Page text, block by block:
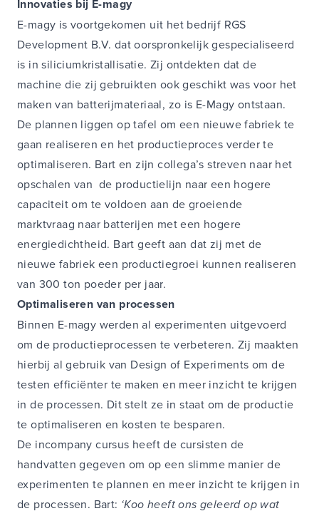
Innovaties bij E-magy
E-magy is voortgekomen uit het bedrijf RGS
Development B.V. dat oorspronkelijk gespecialiseerd
is in siliciumkristallisatie. Zij ontdekten dat de
machine die zij gebruikten ook geschikt was voor het
maken van batterijmateriaal, zo is E-Magy ontstaan.
De plannen liggen op tafel om een nieuwe fabriek te
gaan realiseren en het productieproces verder te
optimaliseren. Bart en zijn collega’s streven naar het
opschalen van de productielijn naar een hogere
capaciteit om te voldoen aan de groeiende
marktvraag naar batterijen met een hogere
energiedichtheid. Bart geeft aan dat zij met de
nieuwe fabriek een productiegroei kunnen realiseren
van 300 ton poeder per jaar.
Optimaliseren van processen
Binnen E-magy werden al experimenten uitgevoerd
om de productieprocessen te verbeteren. Zij maakten
hierbij al gebruik van Design of Experiments om de
testen efficiënter te maken en meer inzicht te krijgen
in de processen. Dit stelt ze in staat om de productie
te optimaliseren en kosten te besparen.
De incompany cursus heeft de cursisten de
handvatten gegeven om op een slimme manier de
experimenten te plannen en meer inzicht te krijgen in
de processen. Bart: ‘Koo heeft ons geleerd op wat